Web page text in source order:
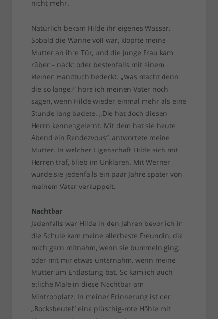
nicht mehr.
Natürlich bekam Hilde ihr eigenes Wasser.
Sobald die Wanne voll war, klopfte meine
Mutter an ihre Tür, und die junge Frau kam
rüber – nackt oder bestenfalls mit einem
kleinen Handtuch bedeckt. „Was macht denn
die so lange?“ höre ich meinen Vater noch
sagen, wenn Hilde wieder einmal mehr als eine
Stunde lang badete. „Die hat doch diesen
Herrn kennengelernt. Mit dem hat sie heute
Abend ein Rendezvous“, antwortete meine
Mutter. In welcher Eigenschaft Hilde sich mit
Herren traf, blieb im Unklaren. Mit Werner
wurde sie jedenfalls ein paar Jahre später von
meinem Vater verkuppelt.
Nachtbar
Jedenfalls war Hilde in den Jahren bevor ich in
die Schule kam meine allerbeste Freundin, die
mich gern mitnahm, wenn sie bummeln ging,
oder mit mir etwas unternahm, wenn meine
Mutter um Entlastung bat. So kam ich auch
etliche Male in diese Nachtbar am
Mintropplatz. In meiner Erinnerung ist der
„Bocksbeutel“ eine plüschig-rote Höhle mit